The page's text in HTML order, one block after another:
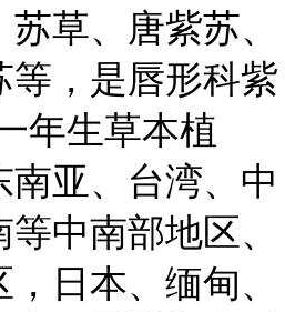
草、唐紫苏、
等，是唇形科紫
年生草本植
亚、台湾、中
中南部地区、
日本、缅甸、